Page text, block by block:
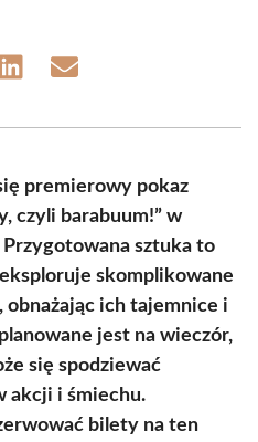
Share Share
premierowy pokaz
czyli barabuum!” w
sztuka to
skomplikowane
obnażając ich tajemnice i
jest na wieczór,
się spodziewać
akcji i śmiechu.
bilety na ten